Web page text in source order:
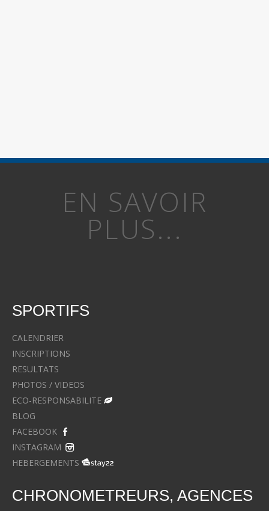
EN SAVOIR
PLUS...
SPORTIFS
CALENDRIER
INSCRIPTIONS
RESULTATS
PHOTOS / VIDEOS
ECO-RESPONSABILITE
BLOG
FACEBOOK
INSTAGRAM
HEBERGEMENTS
CHRONOMETREURS, AGENCES